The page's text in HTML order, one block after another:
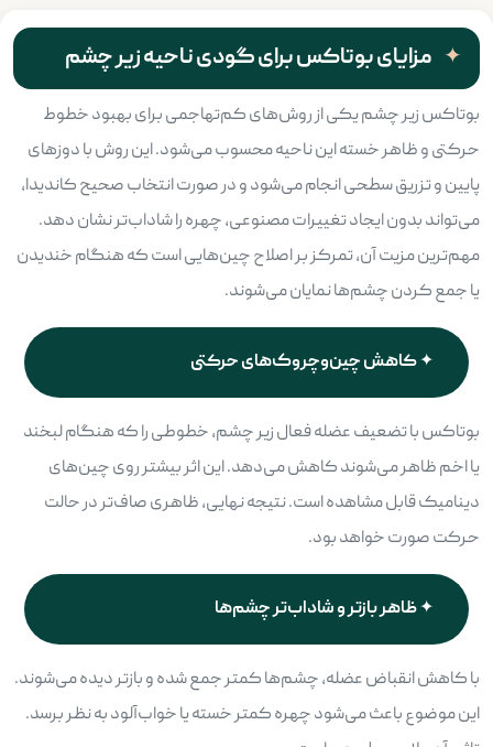
مزایای بوتاکس برای گودی ناحیه زیر چشم
بوتاکس زیر چشم یکی از روش‌های کم‌تهاجمی برای بهبود خطوط
حرکتی و ظاهر خسته این ناحیه محسوب می‌شود. این روش با دوزهای
پایین و تزریق سطحی انجام می‌شود و در صورت انتخاب صحیح کاندیدا،
می‌تواند بدون ایجاد تغییرات مصنوعی، چهره را شاداب‌تر نشان دهد.
مهم‌ترین مزیت آن، تمرکز بر اصلاح چین‌هایی است که هنگام خندیدن
یا جمع کردن چشم‌ها نمایان می‌شوند.
کاهش چین‌وچروک‌های حرکتی
بوتاکس با تضعیف عضله فعال زیر چشم، خطوطی را که هنگام لبخند
یا اخم ظاهر می‌شوند کاهش می‌دهد. این اثر بیشتر روی چین‌های
دینامیک قابل مشاهده است. نتیجه نهایی، ظاهری صاف‌تر در حالت
حرکت صورت خواهد بود.
ظاهر بازتر و شاداب‌تر چشم‌ها
با کاهش انقباض عضله، چشم‌ها کمتر جمع شده و بازتر دیده می‌شوند.
این موضوع باعث می‌شود چهره کمتر خسته یا خواب‌آلود به نظر برسد.